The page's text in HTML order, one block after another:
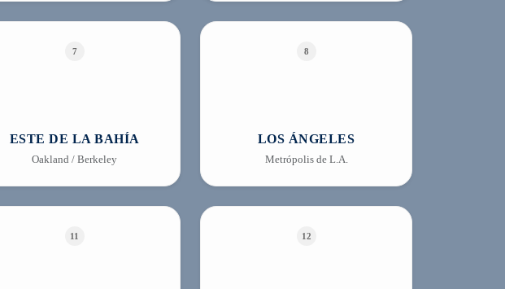
7
ESTE DE LA BAHÍA
Oakland / Berkeley
8
LOS ÁNGELES
Metrópolis de L.A.
11 12